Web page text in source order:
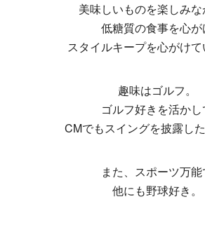
美味しいものを楽しみな
低糖質の食事を心が
スタイルキープを心がけて
趣味はゴルフ。
ゴルフ好きを活かし
CMでもスイングを披露し
また、スポーツ万
他にも野球好き。